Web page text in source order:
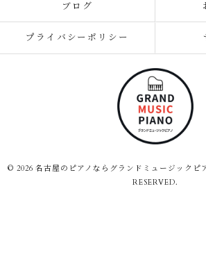
ブログ
プライバシーポリシー
© 2026 名古屋のピアノならグランドミュージックピ
RESERVED.